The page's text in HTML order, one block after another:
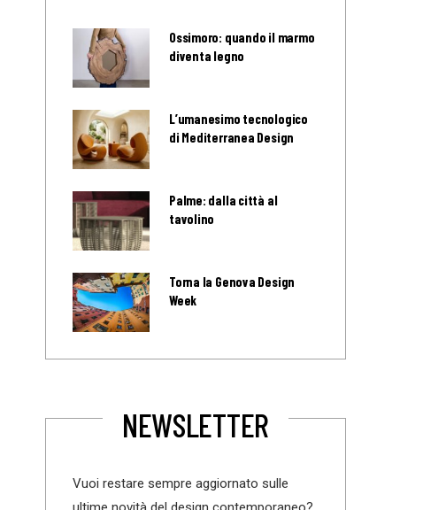
Ossimoro: quando il marmo
diventa legno
L’umanesimo tecnologico
di Mediterranea Design
Palme: dalla città al
tavolino
Torna la Genova Design
Week
NEWSLETTER
Vuoi restare sempre aggiornato sulle